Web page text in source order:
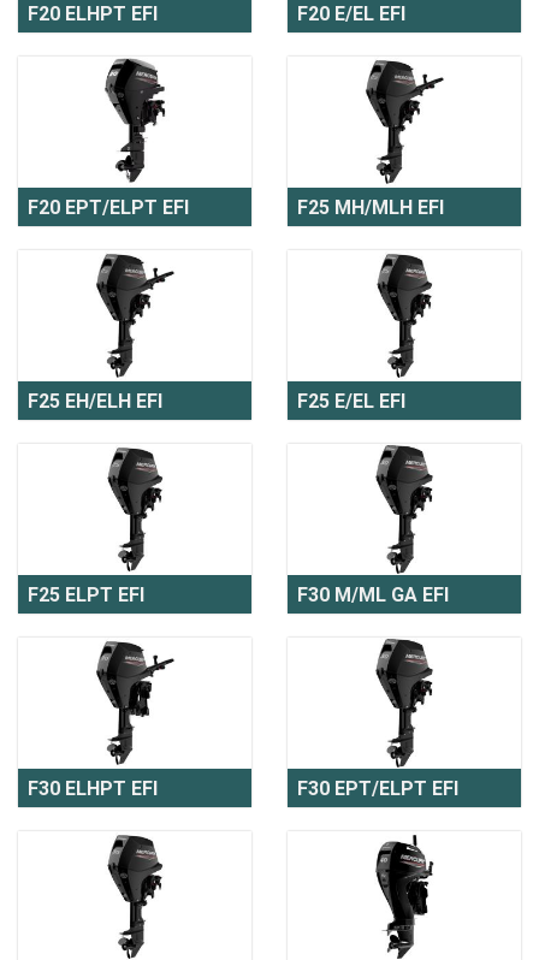
F20 ELHPT EFI F20 E/EL EFI
F20 EPT/ELPT EFI F25 MH/MLH EFI
F25 EH/ELH EFI F25 E/EL EFI
F25 ELPT EFI F30 M/ML GA EFI
F30 ELHPT EFI F30 EPT/ELPT EFI